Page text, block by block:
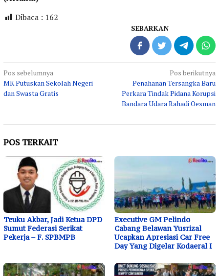
Dibaca : 162
SEBARKAN
Navigasi
pos
Pos sebelumnya
MK Putuskan Sekolah Negeri
dan Swasta Gratis
Pos berikutnya
Penahanan Tersangka Baru
Perkara Tindak Pidana Korupsi
Bandara Udara Rahadi Oesman
POS TERKAIT
Teuku Akbar, Jadi Ketua DPD
Sumut Federasi Serikat
Pekerja – F. SPBMPB
Executive GM Pelindo
Cabang Belawan Yusrizal
Ucapkan Apresiasi Car Free
Day Yang Digelar Kodaeral I